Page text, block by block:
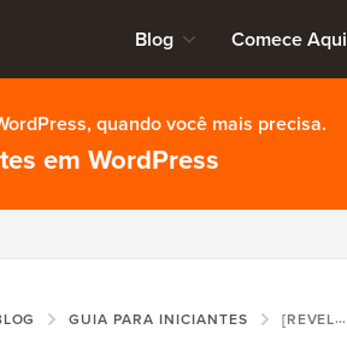
Blog Comece Aqui
quando você mais precisa.
em WordPress
GUIA PARA INICIANTES [REVELADO] COMO SABER SE UM E-MAIL DE SEGURANÇA DO WORDPRESS É REAL OU FALSO